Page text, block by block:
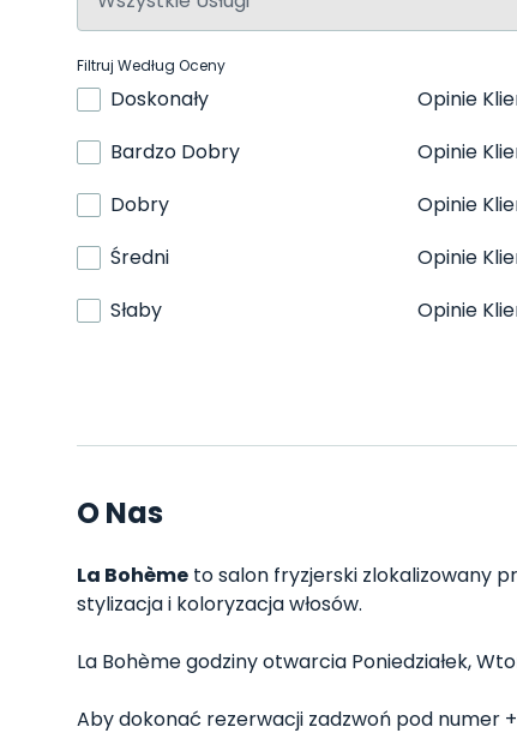
Filtruj Według Oceny
Doskonały
Opinie
Bardzo Dobry
Opinie
Dobry
Opinie
Średni
Opinie
Słaby
Opinie
O Nas
La Bohème to salon fryzjerski zlokalizowany
stylizacja i koloryzacja włosów.
La Bohème godziny otwarcia Poniedziałek,
Aby dokonać rezerwacji zadzwoń pod numer